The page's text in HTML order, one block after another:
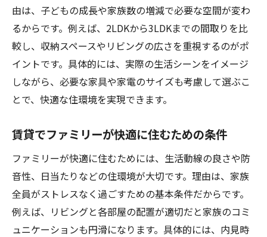
由は、子どもの成長や家族数の増減で必要な空間が変わ
るからです。例えば、2LDKから3LDKまでの間取りを比
較し、収納スペースやリビングの広さを重視するのがポ
イントです。具体的には、実際の生活シーンをイメージ
しながら、必要な家具や家電のサイズも考慮して選ぶこ
とで、快適な住環境を実現できます。
賃貸でファミリーが快適に住むための条件
ファミリーが快適に住むためには、生活動線の良さや防
音性、日当たりなどの住環境が大切です。理由は、家族
全員がストレスなく過ごすための基本条件だからです。
例えば、リビングと各部屋の配置が適切だと家族のコミ
ュニケーションも円滑になります。具体的には、内見時